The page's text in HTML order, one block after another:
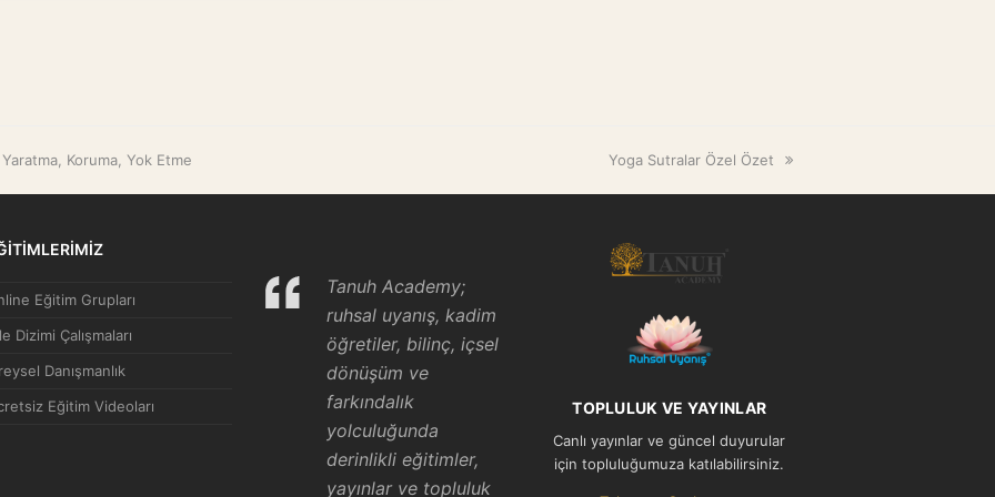
Koruma, Yok Etme
next
Yoga Sutralar Özel Özet
Eğitim Grupları
Dizimi Çalışmaları
Danışmanlık
Eğitim Videoları
Tanuh Academy;
ruhsal uyanış, kadim
öğretiler, bilinç, içsel
dönüşüm ve
farkındalık
yolculuğunda
derinlikli eğitimler,
yayınlar ve topluluk
TOPLULUK VE YAYINLAR
Canlı yayınlar ve güncel duyurular
için topluluğumuza katılabilirsiniz.